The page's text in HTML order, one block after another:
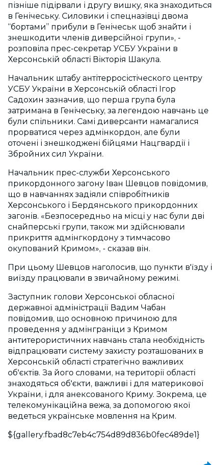
пізніше підірвали і другу вишку, яка знаходиться
в Генічеську. Силовики і спецназівці двома
“бортами” прибули в Генічеськ щоб знайти і
знешкодити членів диверсійної групи», -
розповіла прес-секретар УСБУ України в
Херсонській області Вікторія Шакула.
Начальник штабу антітерросістіческого центру
УСБУ України в Херсонській області Ігор
Садохин зазначив, що перша група була
затримана в Генічеську, за легендою навчань це
були спільники. Самі диверсанти намагалися
прорватися через адмінкордон, але були
оточені і знешкоджені бійцями Нацгвардії і
Збройних сил України.
Начальник прес-служби Херсонського
прикордонного загону Іван Шевцов повідомив,
що в навчаннях задіяли співробітників
Херсонського і Бердянського прикордонних
загонів. «Безпосередньо на місці у нас були дві
снайперські групи, також ми здійснювали
прикриття адмінгкордону з тимчасово
окупований Кримом», - сказав він.
При цьому Шевцов наголосив, що пункти в'їзду і
виїзду працювали в звичайному режимі.
Заступник голови Херсонської обласної
державної адміністрації Вадим Чабан
повідомив, що основною причиною для
проведення у адмінграніци з Кримом
антитерористичних навчань стала необхідність
відпрацювати систему захисту розташованих в
Херсонській області стратегічно важливих
об'єктів. За його словами, на території області
знаходяться об'єкти, важливі і для материкової
України, і для анексованого Криму. Зокрема, це
телекомунікаційна вежа, за допомогою якої
ведеться українське мовлення на Крим.
${gallery:fbad8c7eb4c754d89d836b0fec489de1}